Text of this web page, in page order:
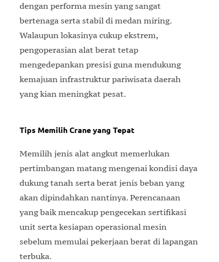
dengan performa mesin yang sangat
bertenaga serta stabil di medan miring.
Walaupun lokasinya cukup ekstrem,
pengoperasian alat berat tetap
mengedepankan presisi guna mendukung
kemajuan infrastruktur pariwisata daerah
yang kian meningkat pesat.
Tips Memilih Crane yang Tepat
Memilih jenis alat angkut memerlukan
pertimbangan matang mengenai kondisi daya
dukung tanah serta berat jenis beban yang
akan dipindahkan nantinya. Perencanaan
yang baik mencakup pengecekan sertifikasi
unit serta kesiapan operasional mesin
sebelum memulai pekerjaan berat di lapangan
terbuka.